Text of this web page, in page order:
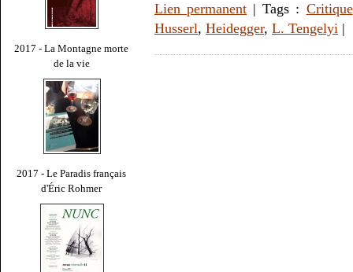
2017 - La Montagne morte
de la vie
2017 - Le Paradis français
d'Éric Rohmer
Lien permanent | Tags : Critique
Husserl, Heidegger, L. Tengelyi |